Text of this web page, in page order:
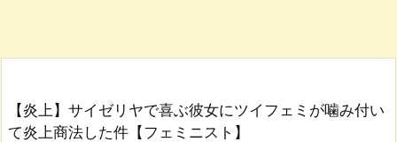
【炎上】サイゼリヤで喜ぶ彼女にツイフェミが噛み付い
て炎上商法した件【フェミニスト】